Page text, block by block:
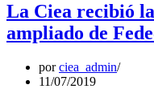
La Ciea recibió
ampliado de
porciea_admin
11/07/2019